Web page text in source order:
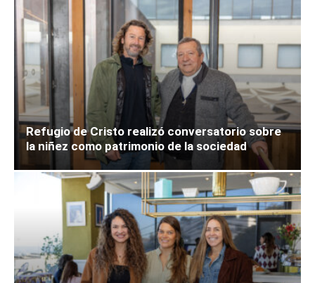
Refugio de Cristo realizó conversatorio sobre
la niñez como patrimonio de la sociedad